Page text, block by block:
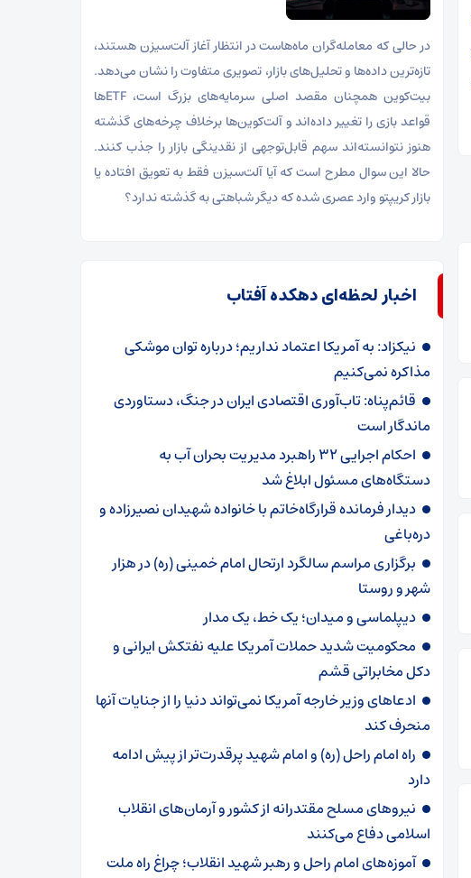
در حالی که معامله‌گران ماه‌هاست در انتظار آغاز آلت‌سیزن هستند،
تازه‌ترین داده‌ها و تحلیل‌های بازار، تصویری متفاوت را نشان می‌دهد.
بیت‌کوین همچنان مقصد اصلی سرمایه‌های بزرگ است، ETFها
قواعد بازی را تغییر داده‌اند و آلت‌کوین‌ها برخلاف چرخه‌های گذشته
هنوز نتوانسته‌اند سهم قابل‌توجهی از نقدینگی بازار را جذب کنند.
حالا این سوال مطرح است که آیا آلت‌سیزن فقط به تعویق افتاده یا
بازار کریپتو وارد عصری شده که دیگر شباهتی به گذشته ندارد؟
اخبار لحظه‌ای دهکده آفتاب
نیکزاد: به آمریکا اعتماد نداریم؛ درباره توان موشکی
مذاکره نمی‌کنیم
قائم‌پناه: تاب‌آوری اقتصادی ایران در جنگ، دستاوردی
ماندگار است
احکام اجرایی ۳۲ راهبرد مدیریت بحران آب به
دستگاه‌های مسئول ابلاغ شد
دیدار فرمانده قرارگاه‌خاتم با خانواده شهیدان نصیرزاده و
دره‌باغی
برگزاری مراسم سالگرد ارتحال امام خمینی (ره) در هزار
شهر و روستا
دیپلماسی و میدان؛ یک خط، یک مدار
محکومیت شدید حملات آمریکا علیه نفتکش ایرانی و
دکل مخابراتی قشم
ادعاهای وزیر خارجه آمریکا نمی‌تواند دنیا را از جنایات آنها
منحرف کند
راه امام راحل (ره) و امام شهید پرقدرت‌تر از پیش ادامه
دارد
نیروهای مسلح مقتدرانه از کشور و آرمان‌های انقلاب
اسلامی دفاع می‌کنند
آموزه‌های امام راحل و رهبر شهید انقلاب؛ چراغ راه ملت